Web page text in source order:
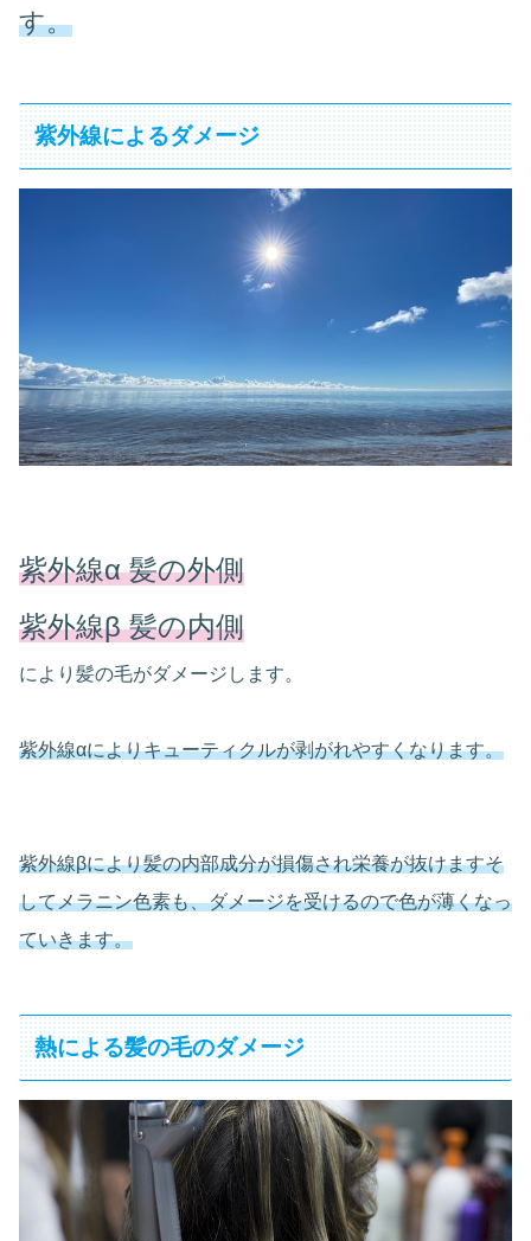
す。
紫外線によるダメージ
紫外線α 髪の外側
紫外線β 髪の内側
により髪の毛がダメージします。
紫外線αによりキューティクルが剥がれやすくなります。
紫外線βにより髪の内部成分が損傷され栄養が抜けますそ
してメラニン色素も、ダメージを受けるので色が薄くなっ
ていきます。
熱による髪の毛のダメージ